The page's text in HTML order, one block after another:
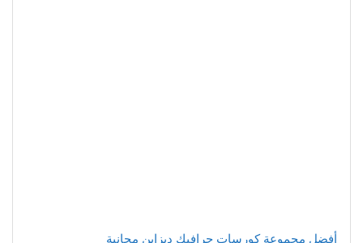
أفضل مجموعة كورسات جرافيك ديزاين مجانية